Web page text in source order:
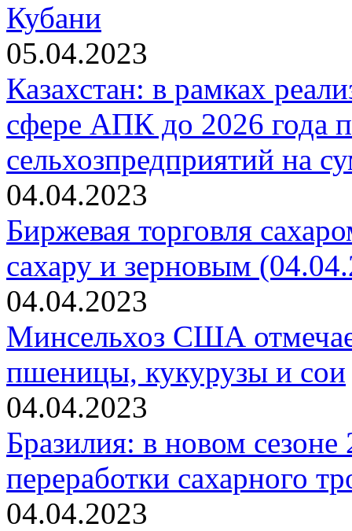
Кубани
05.04.2023
Казахстан: в рамках
сфере АПК до 2026 года
сельхозпредприятий на
04.04.2023
Биржевая торговля
сахару и зерновым
04.04.2023
Минсельхоз США
пшеницы, кукурузы и сои
04.04.2023
Бразилия: в новом
переработки сахарного
04.04.2023